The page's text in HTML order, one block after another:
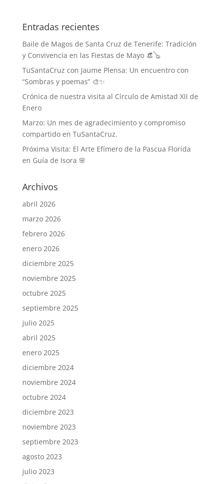
Entradas recientes
Baile de Magos de Santa Cruz de Tenerife: Tradición
y Convivencia en las Fiestas de Mayo 👒🪕
TuSantaCruz con Jaume Plensa: Un encuentro con
“Sombras y poemas” 🎨✨
Crónica de nuestra visita al Círculo de Amistad XII de
Enero
Marzo: Un mes de agradecimiento y compromiso
compartido en TuSantaCruz.
Próxima Visita: El Arte Efímero de la Pascua Florida
en Guía de Isora 🌸
Archivos
abril 2026
marzo 2026
febrero 2026
enero 2026
diciembre 2025
noviembre 2025
octubre 2025
septiembre 2025
julio 2025
abril 2025
enero 2025
diciembre 2024
noviembre 2024
octubre 2024
diciembre 2023
noviembre 2023
septiembre 2023
agosto 2023
julio 2023